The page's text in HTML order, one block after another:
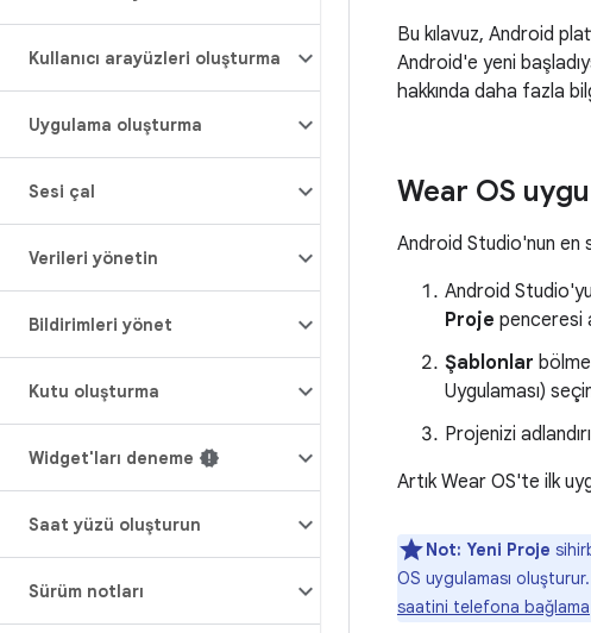
Kullanıcı arayüzleri oluşturma
Uygulama oluşturma
Sesi çal
Verileri yönetin
Bildirimleri yönet
Kutu oluşturma
Widget'ları deneme
Saat yüzü oluşturun
Sürüm notları
Bu kılavuz, Android
Android'e yeni
hakkında daha fazla
Wear OS
Android Studio'nun en
Android
Proje penceresi
Şablonlar
Uygulaması)
Projenizi
Artık Wear OS'te ilk
Not: Yeni Proje
OS uygulaması
saatini telefona bağlama